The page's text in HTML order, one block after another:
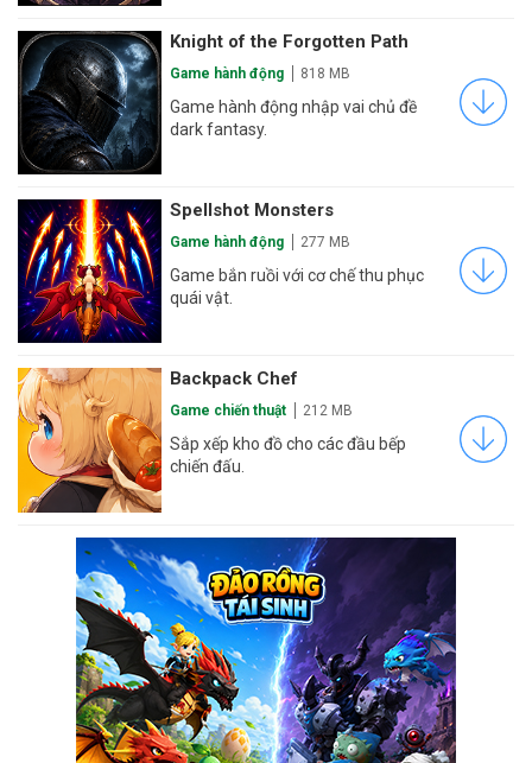
Knight of the Forgotten Path
Game hành động 818 MB
Game hành động nhập vai chủ đề
dark fantasy.
Spellshot Monsters
Game hành động 277 MB
Game bắn ruồi với cơ chế thu phục
quái vật.
Backpack Chef
Game chiến thuật 212 MB
Sắp xếp kho đồ cho các đầu bếp
chiến đấu.